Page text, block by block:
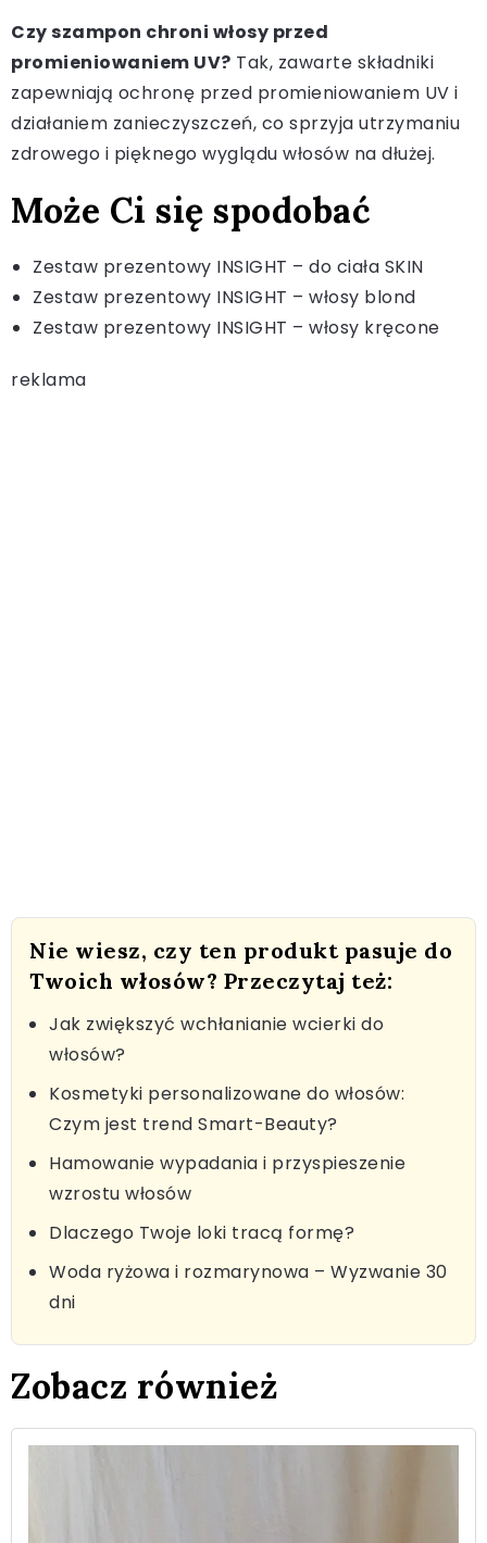
Czy szampon chroni włosy przed
promieniowaniem UV? Tak, zawarte składniki
zapewniają ochronę przed promieniowaniem UV i
działaniem zanieczyszczeń, co sprzyja utrzymaniu
zdrowego i pięknego wyglądu włosów na dłużej.
Może Ci się spodobać
Zestaw prezentowy INSIGHT – do ciała SKIN
Zestaw prezentowy INSIGHT – włosy blond
Zestaw prezentowy INSIGHT – włosy kręcone
reklama
Nie wiesz, czy ten produkt pasuje do
Twoich włosów? Przeczytaj też:
Jak zwiększyć wchłanianie wcierki do
włosów?
Kosmetyki personalizowane do włosów:
Czym jest trend Smart-Beauty?
Hamowanie wypadania i przyspieszenie
wzrostu włosów
Dlaczego Twoje loki tracą formę?
Woda ryżowa i rozmarynowa – Wyzwanie 30
dni
Zobacz również